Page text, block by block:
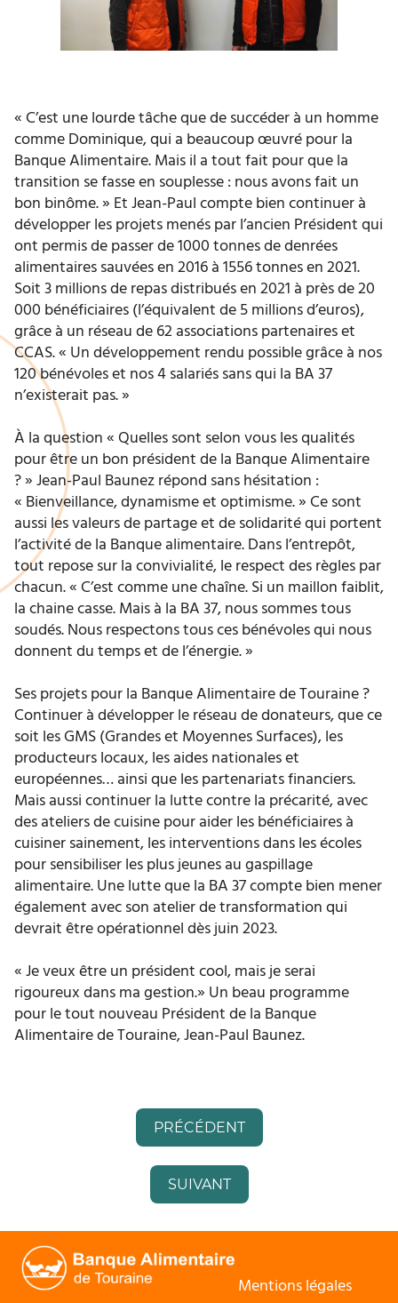
« C’est une lourde tâche que de succéder à un homme
comme Dominique, qui a beaucoup œuvré pour la
Banque Alimentaire. Mais il a tout fait pour que la
transition se fasse en souplesse : nous avons fait un
bon binôme. » Et Jean-Paul compte bien continuer à
développer les projets menés par l’ancien Président qui
ont permis de passer de 1000 tonnes de denrées
alimentaires sauvées en 2016 à 1556 tonnes en 2021.
Soit 3 millions de repas distribués en 2021 à près de 20
000 bénéficiaires (l’équivalent de 5 millions d’euros),
grâce à un réseau de 62 associations partenaires et
CCAS. « Un développement rendu possible grâce à nos
120 bénévoles et nos 4 salariés sans qui la BA 37
n’existerait pas. »
À la question « Quelles sont selon vous les qualités
pour être un bon président de la Banque Alimentaire
? » Jean-Paul Baunez répond sans hésitation :
« Bienveillance, dynamisme et optimisme. » Ce sont
aussi les valeurs de partage et de solidarité qui portent
l’activité de la Banque alimentaire. Dans l’entrepôt,
tout repose sur la convivialité, le respect des règles par
chacun. « C’est comme une chaîne. Si un maillon faiblit,
la chaine casse. Mais à la BA 37, nous sommes tous
soudés. Nous respectons tous ces bénévoles qui nous
donnent du temps et de l’énergie. »
Ses projets pour la Banque Alimentaire de Touraine ?
Continuer à développer le réseau de donateurs, que ce
soit les GMS (Grandes et Moyennes Surfaces), les
producteurs locaux, les aides nationales et
européennes… ainsi que les partenariats financiers.
Mais aussi continuer la lutte contre la précarité, avec
des ateliers de cuisine pour aider les bénéficiaires à
cuisiner sainement, les interventions dans les écoles
pour sensibiliser les plus jeunes au gaspillage
alimentaire. Une lutte que la BA 37 compte bien mener
également avec son atelier de transformation qui
devrait être opérationnel dès juin 2023.
« Je veux être un président cool, mais je serai
rigoureux dans ma gestion.» Un beau programme
pour le tout nouveau Président de la Banque
Alimentaire de Touraine, Jean-Paul Baunez.
PRÉCÉDENT
SUIVANT
Mentions légales